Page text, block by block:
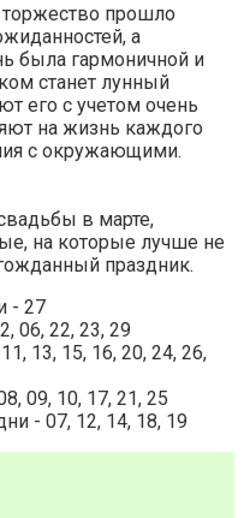
торжество прошло
а
была гармоничной и
станет лунный
его с учетом очень
на жизнь каждого
с окружающими.
в марте,
на которые лучше не
праздник.
- 27
06, 22, 23, 29
13, 15, 16, 20, 24, 26,
09, 10, 17, 21, 25
- 07, 12, 14, 18, 19